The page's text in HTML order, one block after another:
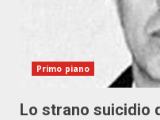
Primo piano
Lo strano suicidio